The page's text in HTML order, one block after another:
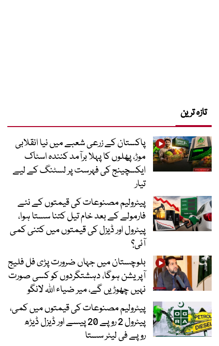
تازہ ترین
پاکستان کے زرعی شعبے میں نیا انقلابی
موڑ، پھلوں کا پہلا برآمد کنندہ اسٹاک
ایکسچینج کی فہرست پر لسٹنگ کے لیے
تیار
پیٹرولیم مصنوعات کی قیمتوں کے نئے
فارمولے کے بعد خام تیل کتنا سستا ہوا،
پیٹرول اور ڈیزل کی قیمتوں میں کتنی کمی
آئی؟
بلوچستان میں جہاں ضرورت پڑی فل فلیج
آپریشن ہوگا، دہشتگردوں کو کسی صورت
نہیں چھوڑیں گے، میر ضیاء اللہ لانگو
پیٹرولیم مصنوعات کی قیمتوں میں کمی،
پیٹرول 2 روپے 20 پیسے اور ڈیزل ڈیڑھ
روپے فی لیٹر سستا